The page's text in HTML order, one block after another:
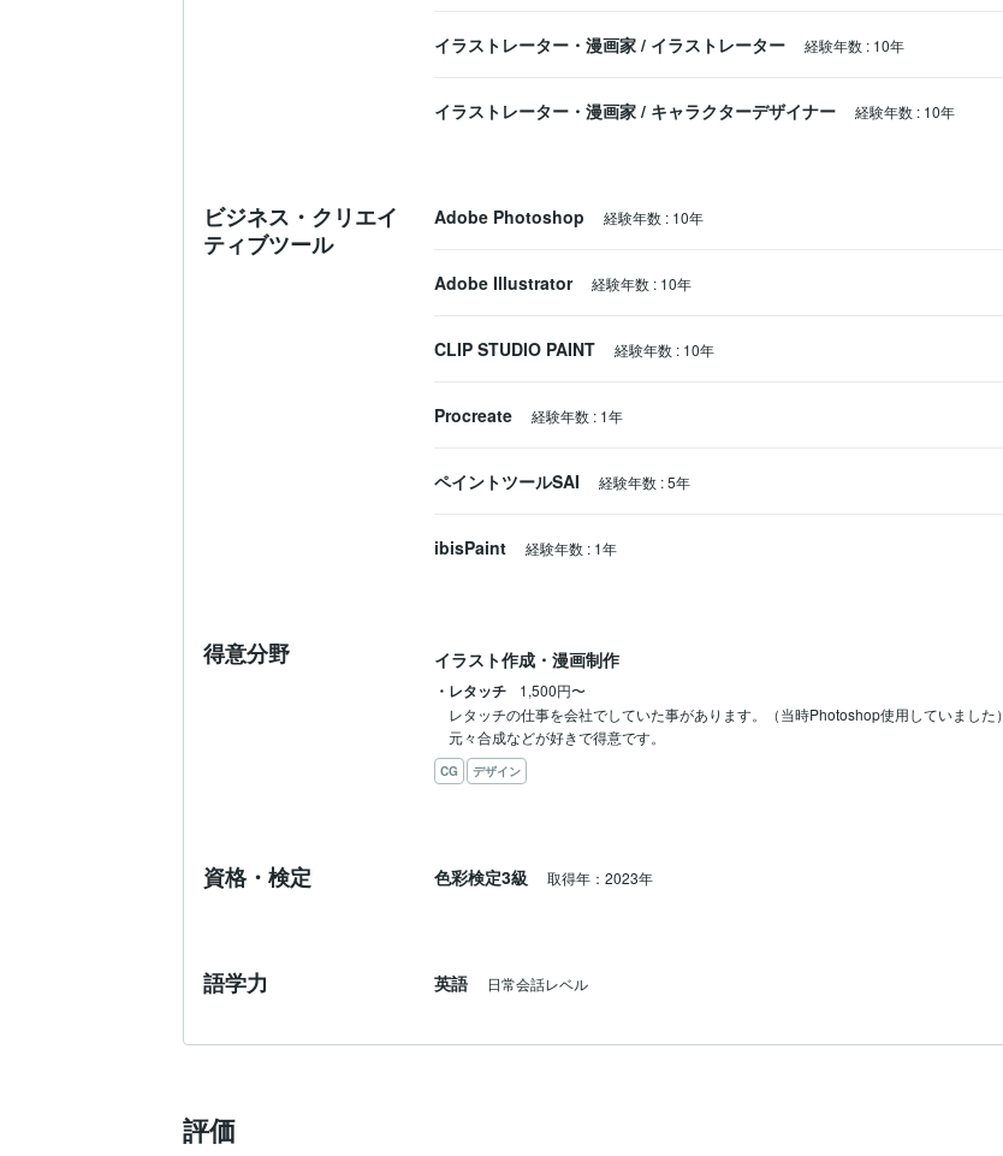
イラストレーター・漫画家 / イラストレーター 経験年数 : 10年
イラストレーター・漫画家 / キャラクターデザイナー 経験年数 : 10年
ビジネス・クリエイ
ティブツール
Adobe Photoshop 経験年数 : 10年
Adobe Illustrator 経験年数 : 10年
CLIP STUDIO PAINT 経験年数 : 10年
Procreate 経験年数 : 1年
ペイントツールSAI 経験年数 :5年
ibisPaint 経験年数 : 1年
得意分野 イラスト作成・漫画制作
・レタッチ
1,500円〜
レタッチの仕事を会社でしていた事があります。（当時Photoshop使用していました）
元々合成などが好きで得意です。
CG デザイン
資格・検定 色彩検定3級 取得年：2023年
語学力 英語 日常会話レベル
評価